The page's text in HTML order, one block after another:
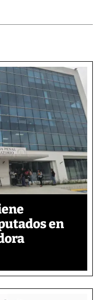
en